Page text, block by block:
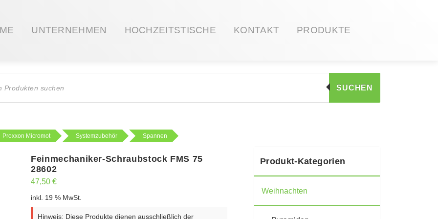
UNTERNEHMEN HOCHZEITSTISCHE KONTAKT PRODUKTE
SUCHEN
Proxxon Micromot Systemzubehör
Spannen
Feinmechaniker-Schraubstock FMS 75
28602
47,50 €
inkl. 19 % MwSt.
Hinweis: Diese Produkte dienen ausschließlich der
Produkt-Kategorien
Weihnachten